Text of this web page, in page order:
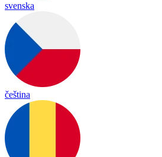
svenska
čeština